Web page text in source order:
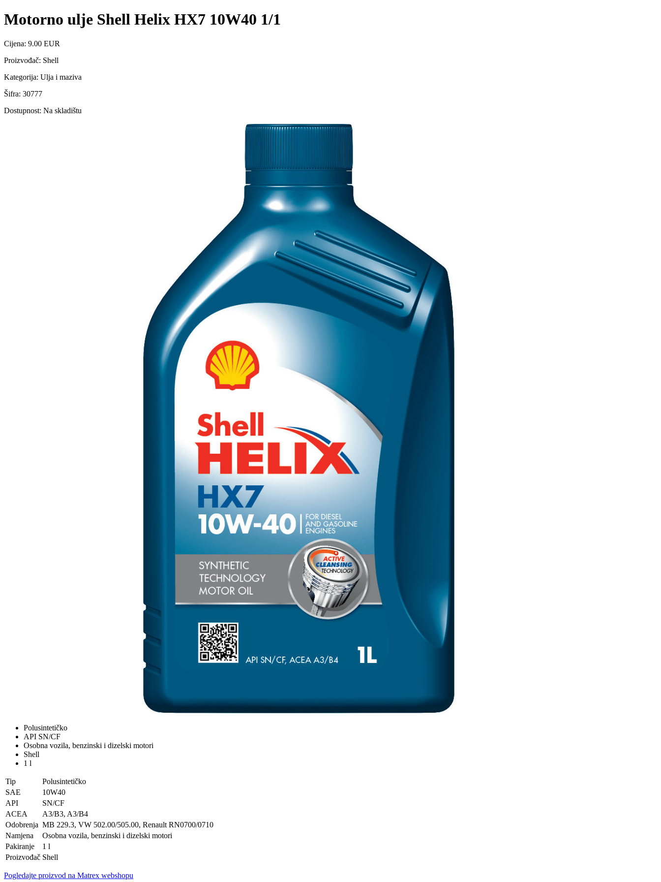
Motorno ulje Shell Helix HX7 10W40 1/1
Cijena: 9.00 EUR
Proizvođač: Shell
Kategorija: Ulja i maziva
Šifra: 30777
Dostupnost: Na skladištu
Polusintetičko
API SN/CF
Osobna vozila, benzinski i dizelski motori
Shell
1 l
Tip
Polusintetičko
SAE
10W40
API
SN/CF
ACEA
A3/B3, A3/B4
Odobrenja MB 229.3, VW 502.00/505.00, Renault RN0700/0710
Namjena
Osobna vozila, benzinski i dizelski motori
Pakiranje
1 l
Proizvođač Shell
Pogledajte proizvod na Matrex webshopu